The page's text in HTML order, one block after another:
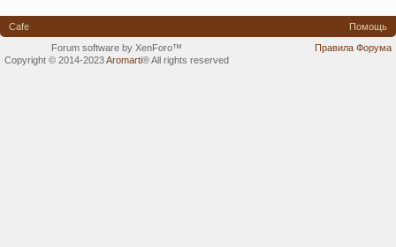
Cafe
Помощь
Правила Форума
Forum software by XenForo™
Copyright © 2014-2023Aromarti®All rights reserved